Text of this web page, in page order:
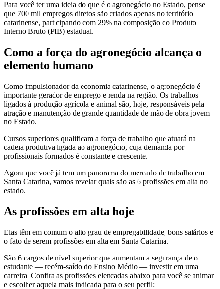
Para você ter uma ideia do que é o agronegócio no Estado, pense
que 700 mil empregos diretos são criados apenas no território
catarinense, participando com 29% na composição do Produto
Interno Bruto (PIB) estadual.
Como a força do agronegócio alcança o
elemento humano
Como impulsionador da economia catarinense, o agronegócio é
importante gerador de emprego e renda na região. Os trabalhos
ligados à produção agrícola e animal são, hoje, responsáveis pela
atração e manutenção de grande quantidade de mão de obra jovem
no Estado.
Cursos superiores qualificam a força de trabalho que atuará na
cadeia produtiva ligada ao agronegócio, cuja demanda por
profissionais formados é constante e crescente.
Agora que você já tem um panorama do mercado de trabalho em
Santa Catarina, vamos revelar quais são as 6 profissões em alta no
estado.
As profissões em alta hoje
Elas têm em comum o alto grau de empregabilidade, bons salários e
o fato de serem profissões em alta em Santa Catarina.
São 6 cargos de nível superior que aumentam a segurança de o
estudante — recém-saído do Ensino Médio — investir em uma
carreira. Confira as profissões elencadas abaixo para você se animar
e escolher aquela mais indicada para o seu perfil: